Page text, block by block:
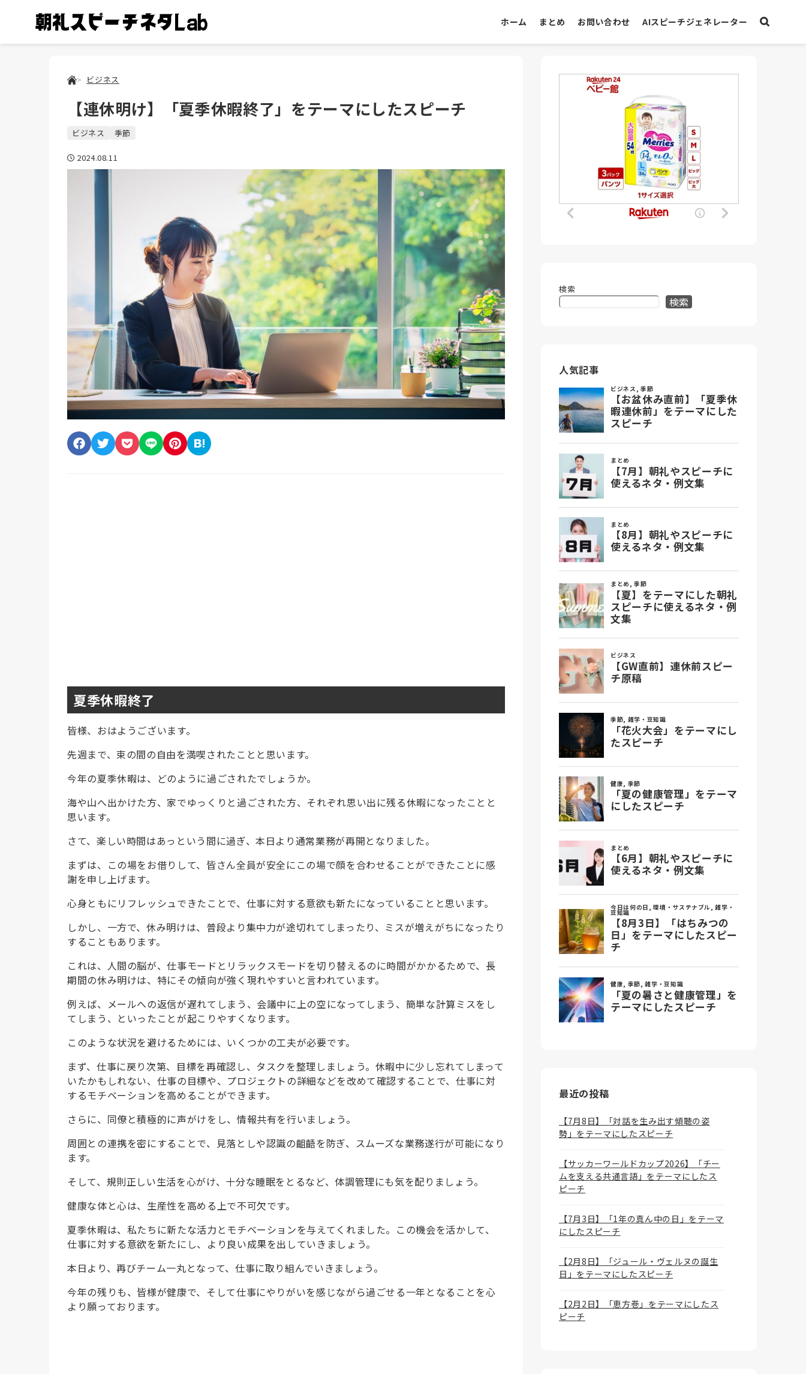
ホーム まとめ お問い合わせ AIスピーチジェネレーター
ビジネス
【連休明け】「夏季休暇終了」をテーマにしたスピーチ
ビジネス 季節
2024.08.11
夏季休暇終了
皆様、おはようございます。
先週まで、束の間の自由を満喫されたことと思います。
今年の夏季休暇は、どのように過ごされたでしょうか。
海や山へ出かけた方、家でゆっくりと過ごされた方、それぞれ思い出に残る休暇になったことと
思います。
さて、楽しい時間はあっという間に過ぎ、本日より通常業務が再開となりました。
まずは、この場をお借りして、皆さん全員が安全にこの場で顔を合わせることができたことに感
謝を申し上げます。
心身ともにリフレッシュできたことで、仕事に対する意欲も新たになっていることと思います。
しかし、一方で、休み明けは、普段より集中力が途切れてしまったり、ミスが増えがちになったり
することもあります。
これは、人間の脳が、仕事モードとリラックスモードを切り替えるのに時間がかかるためで、長
期間の休み明けは、特にその傾向が強く現れやすいと言われています。
例えば、メールへの返信が遅れてしまう、会議中に上の空になってしまう、簡単な計算ミスをし
てしまう、といったことが起こりやすくなります。
このような状況を避けるためには、いくつかの工夫が必要です。
まず、仕事に戻り次第、目標を再確認し、タスクを整理しましょう。休暇中に少し忘れてしまって
いたかもしれない、仕事の目標や、プロジェクトの詳細などを改めて確認することで、仕事に対
するモチベーションを高めることができます。
さらに、同僚と積極的に声がけをし、情報共有を行いましょう。
周囲との連携を密にすることで、見落としや認識の齟齬を防ぎ、スムーズな業務遂行が可能になり
ます。
そして、規則正しい生活を心がけ、十分な睡眠をとるなど、体調管理にも気を配りましょう。
健康な体と心は、生産性を高める上で不可欠です。
夏季休暇は、私たちに新たな活力とモチベーションを与えてくれました。この機会を活かして、
仕事に対する意欲を新たにし、より良い成果を出していきましょう。
本日より、再びチーム一丸となって、仕事に取り組んでいきましょう。
今年の残りも、皆様が健康で、そして仕事にやりがいを感じながら過ごせる一年となることを心
より願っております。
検索
検索
人気記事
最近の投稿
【7月8日】「対話を生み出す傾聴の姿
勢」をテーマにしたスピーチ
【サッカーワールドカップ2026】「チー
ムを支える共通言語」をテーマにしたス
ピーチ
【7月3日】「1年の真ん中の日」をテーマ
にしたスピーチ
【2月8日】「ジュール・ヴェルヌの誕生
日」をテーマにしたスピーチ
【2月2日】「恵方巻」をテーマにしたス
ピーチ